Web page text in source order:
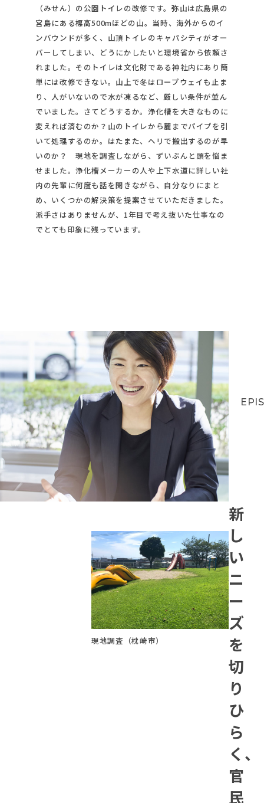
（みせん）の公園トイレの改修です。弥山は広島県の
宮島にある標高500mほどの山。当時、海外からのイ
ンバウンドが多く、山頂トイレのキャパシティがオー
バーしてしまい、どうにかしたいと環境省から依頼さ
れました。そのトイレは文化財である神社内にあり簡
単には改修できない。山上で冬はロープウェイも止ま
り、人がいないので水が凍るなど、厳しい条件が並ん
でいました。さてどうするか。浄化槽を大きなものに
変えれば済むのか？山のトイレから麓までパイプを引
いて処理するのか。はたまた、ヘリで搬出するのが早
いのか？ 現地を調査しながら、ずいぶんと頭を悩ま
せました。浄化槽メーカーの人や上下水道に詳しい社
内の先輩に何度も話を聞きながら、自分なりにまと
め、いくつかの解決策を提案させていただきました。
派手さはありませんが、1年目で考え抜いた仕事なの
でとても印象に残っています。
現地調査（枕崎市）
新
し
い
ニ
ー
ズ
を
切
り
ひ
ら
く、
官
民